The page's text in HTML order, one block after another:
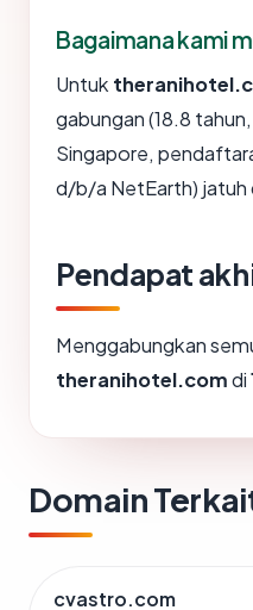
Bagaimana kami
Untuk
gabungan (18.8
Singapore,
d/b/a NetEarth) jatuh
Pendapat
Menggabungkan
theranihotel.comdi
Domain
cvastro.com